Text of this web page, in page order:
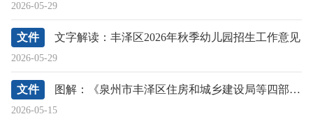
2026-05-29
文件
2026-05-29
文字解读：丰泽区2026年秋季幼儿园招生工作意见
文件
2026-05-15
图解：《泉州市丰泽区住房和城乡建设局等四部门关于城市既有住宅增设电梯的实施意见》政策解读